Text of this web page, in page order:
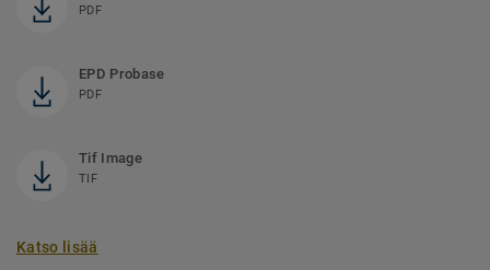
PDF
EPD Probase
PDF
Tif Image
TIF
Katso lisää